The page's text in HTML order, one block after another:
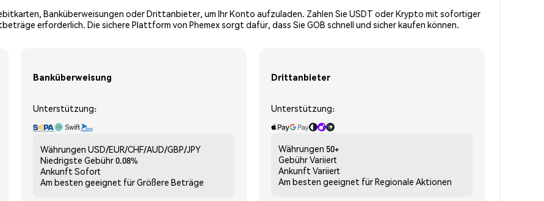
Banküberweisungen oder Drittanbieter, um Ihr Konto aufzuladen. Zahlen Sie USDT oder Krypto mit sofortiger
erforderlich. Die sichere Plattform von Phemex sorgt dafür, dass Sie GOB schnell und sicher kaufen können.
Banküberweisung
Unterstützung:
Währungen USD/EUR/CHF/AUD/GBP/JPY
Niedrigste Gebühr0.08%
Ankunft Sofort
Am besten geeignet fürGrößere Beträge
Drittanbieter
Unterstützung:
Währungen 50+
GebührVariiert
Ankunft Variiert
Am besten geeignet fürRegionale Aktionen